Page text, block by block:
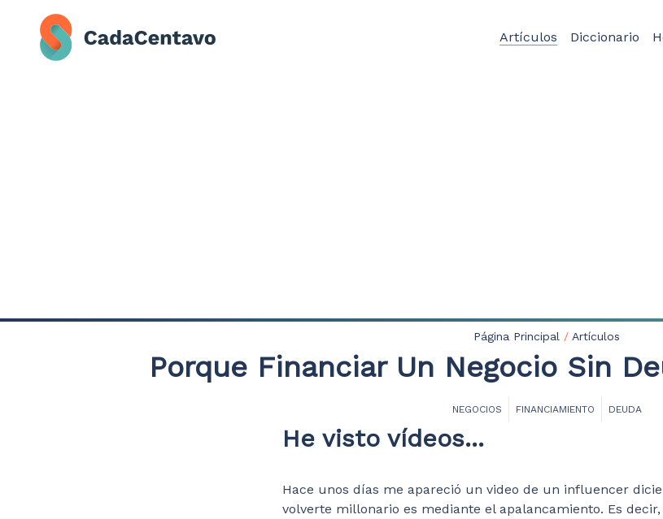
Artículos Diccionario
Página Principal / Artículos
Porque Financiar Un Negocio Sin
NEGOCIOS FINANCIAMIENTO DEUDA
He visto vídeos...
Hace unos días me apareció un video de un influencer
volverte millonario es mediante el apalancamiento. Es